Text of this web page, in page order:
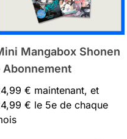
Mangabox Shonen
Abonnement
€ maintenant, et
€ le 5e de chaque